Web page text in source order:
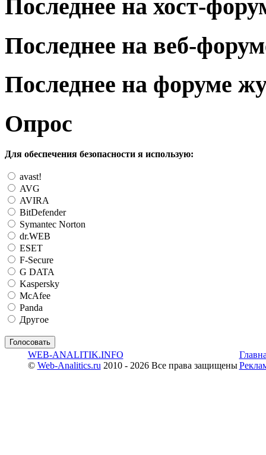
Последнее на хост-
Последнее на веб-
Последнее на форуме
Опрос
Для обеспечения безопасности я использую:
avast!
AVG
AVIRA
BitDefender
Symantec Norton
dr.WEB
ESET
F-Secure
G DATA
Kaspersky
McAfee
Panda
Другое
WEB-ANALITIK.INFO
© Web-Analitics.ru 2010 - 2026 Все права защищены